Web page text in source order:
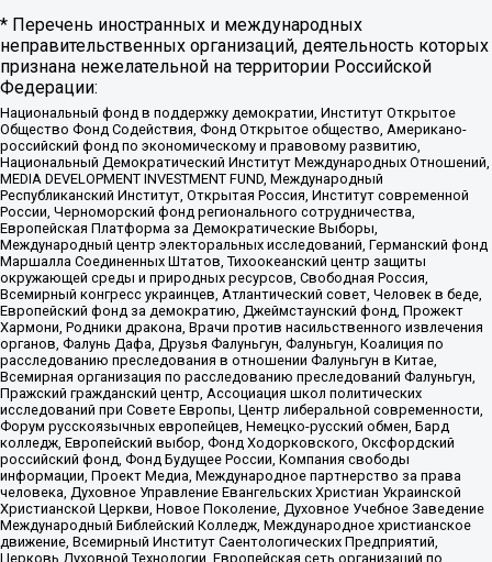
* Перечень иностранных и международных
неправительственных организаций, деятельность которых
признана нежелательной на территории Российской
Федерации:
Национальный фонд в поддержку демократии, Институт Открытое
Общество Фонд Содействия, Фонд Открытое общество, Американо-
российский фонд по экономическому и правовому развитию,
Национальный Демократический Институт Международных Отношений,
MEDIA DEVELOPMENT INVESTMENT FUND, Международный
Республиканский Институт, Открытая Россия, Институт современной
России, Черноморский фонд регионального сотрудничества,
Европейская Платформа за Демократические Выборы,
Международный центр электоральных исследований, Германский фонд
Маршалла Соединенных Штатов, Тихоокеанский центр защиты
окружающей среды и природных ресурсов, Свободная Россия,
Всемирный конгресс украинцев, Атлантический совет, Человек в беде,
Европейский фонд за демократию, Джеймстаунский фонд, Прожект
Хармони, Родники дракона, Врачи против насильственного извлечения
органов, Фалунь Дафа, Друзья Фалуньгун, Фалуньгун, Коалиция по
расследованию преследования в отношении Фалуньгун в Китае,
Всемирная организация по расследованию преследований Фалуньгун,
Пражский гражданский центр, Ассоциация школ политических
исследований при Совете Европы, Центр либеральной современности,
Форум русскоязычных европейцев, Немецко-русский обмен, Бард
колледж, Европейский выбор, Фонд Ходорковского, Оксфордский
российский фонд, Фонд Будущее России, Компания свободы
информации, Проект Медиа, Международное партнерство за права
человека, Духовное Управление Евангельских Христиан Украинской
Христианской Церкви, Новое Поколение, Духовное Учебное Заведение
Международный Библейский Колледж, Международное христианское
движение, Всемирный Институт Саентологических Предприятий,
Церковь Духовной Технологии, Европейская сеть организаций по